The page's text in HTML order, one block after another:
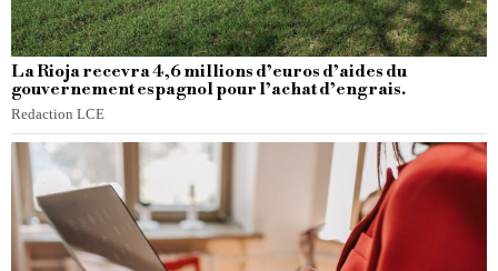
La Rioja recevra 4,6 millions d’euros d’aides du
gouvernement espagnol pour l’achat d’engrais.
Redaction LCE